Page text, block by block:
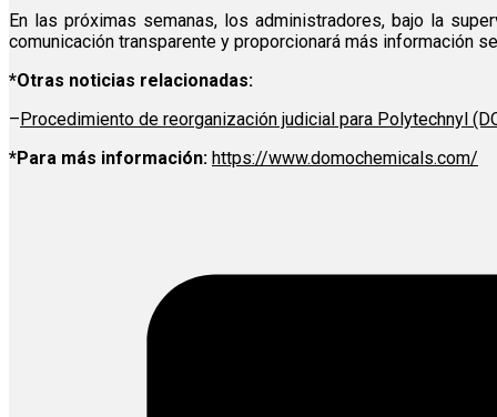
En las próximas semanas, los administradores, bajo la
comunicación transparente y proporcionará más información
*Otras noticias relacionadas:
– Procedimiento de reorganización judicial para Polytechnyl
*Para más información: https://www.domochemicals.com/